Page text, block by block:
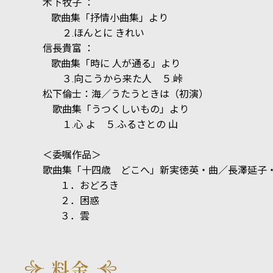
木下牧子 ：
歌曲集「抒情小曲集」より
２.ほんとに きれい
信長貴富 ：
歌曲集「時に 人が通る」より
３.向こうから来た人 ５.峠
松下倫士：海／うたうときは（初演）
歌曲集「うつくしいもの」より
１.心 よ ５.ふるさとの 山
＜委嘱作品＞
歌曲集「十四歳 どこへ」新実徳英・曲／長澤延子
１．おどろき
２．困惑
３．雲